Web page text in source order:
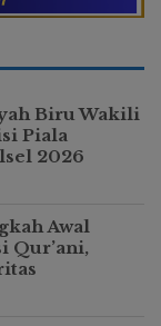
Biru Wakili
Piala
2026
Awal
Qur’ani,